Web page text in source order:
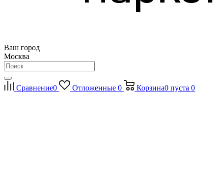
Ваш город
Москва
Сравнение0 Отложенные 0 Корзина0 пуста 0